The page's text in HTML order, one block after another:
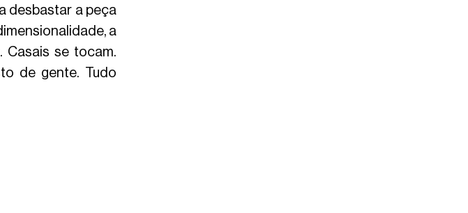
desbastar a peça
a
Casais se tocam.
de gente. Tudo